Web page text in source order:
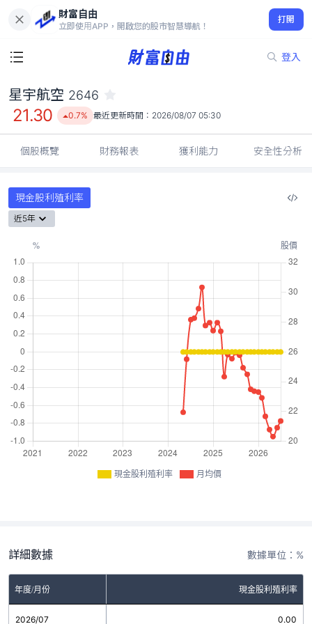
財富自由
立即使用APP，開啟您的股市智慧導航！
打開
登入
21.30
0.7%
星宇航空 2646
21.30 0.7% 最近更新時間： 2026/08/07 05:30
個股概覽 財務報表 獲利能力 安全性分析
現金股利殖利率
近5年
現金股利殖利率 月均價
詳細數據 數據單位：%
年度/月份 現金股利殖利率
2026/07 0.00